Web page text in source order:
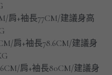
肩+袖長77CM/建議身高
肩+袖長78.6CM/建議身
肩+袖長80CM/建議身